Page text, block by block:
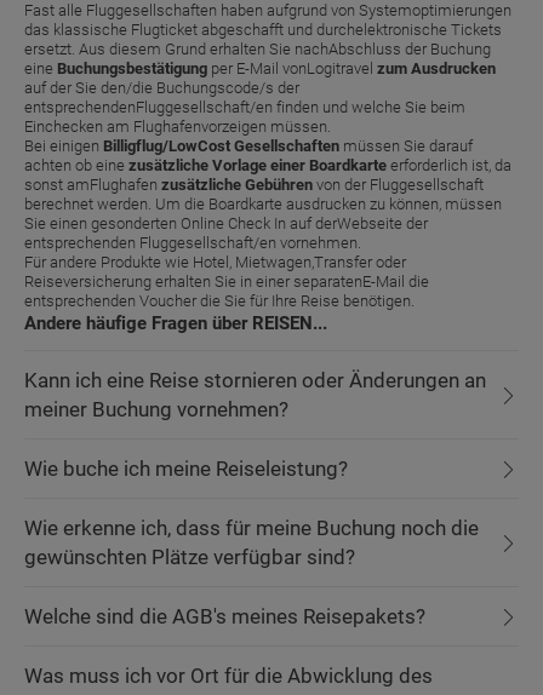
Fast alle Fluggesellschaften haben aufgrund von Systemoptimierungen
das klassische Flugticket abgeschafft und durchelektronische Tickets
ersetzt. Aus diesem Grund erhalten Sie nachAbschluss der Buchung
eine Buchungsbestätigung per E-Mail vonLogitravel zum Ausdrucken
auf der Sie den/die Buchungscode/s der
entsprechendenFluggesellschaft/en finden und welche Sie beim
Einchecken am Flughafenvorzeigen müssen.
Bei einigen Billigflug/LowCost Gesellschaften müssen Sie darauf
achten ob eine zusätzliche Vorlage einer Boardkarte erforderlich ist, da
sonst amFlughafen zusätzliche Gebühren von der Fluggesellschaft
berechnet werden. Um die Boardkarte ausdrucken zu können, müssen
Sie einen gesonderten Online Check In auf derWebseite der
entsprechenden Fluggesellschaft/en vornehmen.
Für andere Produkte wie Hotel, Mietwagen,Transfer oder
Reiseversicherung erhalten Sie in einer separatenE-Mail die
entsprechenden Voucher die Sie für Ihre Reise benötigen.
Andere häufige Fragen über REISEN...
Kann ich eine Reise stornieren oder Änderungen an
meiner Buchung vornehmen?
Wie buche ich meine Reiseleistung?
Wie erkenne ich, dass für meine Buchung noch die
gewünschten Plätze verfügbar sind?
Welche sind die AGB's meines Reisepakets?
Was muss ich vor Ort für die Abwicklung des